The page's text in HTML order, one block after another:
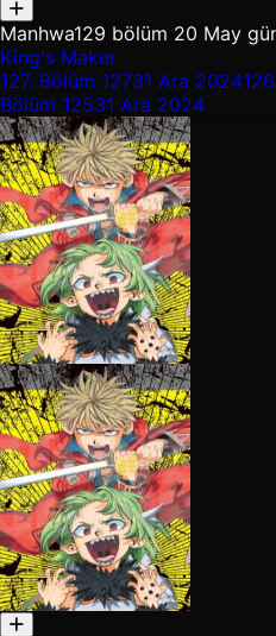
Manhwa129 bölüm 20 May
King's Maker
127. Bölüm 12731 Ara 2024126.
Bölüm 12531 Ara 2024